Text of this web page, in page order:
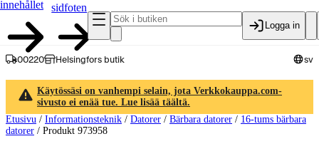
innehållet
sidfoten
Logga in
00220 Helsingfors butik sv
Käytössäsi on vanhempi selain, jota Verkkokauppa.com-
sivusto ei enää tue. Lue lisää täältä.
Etusivu / Informationsteknik / Datorer / Bärbara datorer / 16-tums bärbara
datorer / Produkt 973958